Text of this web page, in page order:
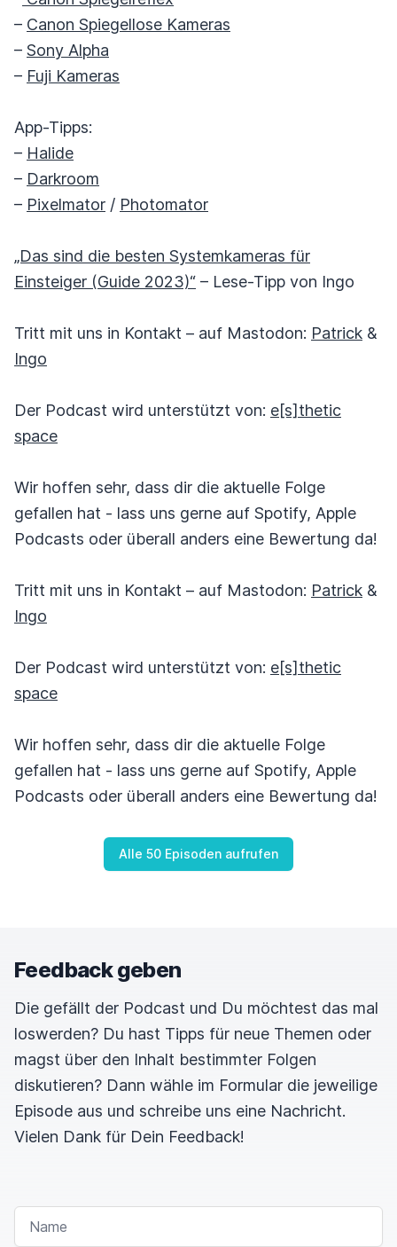
– Canon Spiegellose Kameras
– Sony Alpha
– Fuji Kameras
App-Tipps:
– Halide
– Darkroom
– Pixelmator / Photomator
„Das sind die besten Systemkameras für
Einsteiger (Guide 2023)“ – Lese-Tipp von Ingo
Tritt mit uns in Kontakt – auf Mastodon: Patrick &
Ingo
Der Podcast wird unterstützt von: e[s]thetic
space
Wir hoffen sehr, dass dir die aktuelle Folge
gefallen hat - lass uns gerne auf Spotify, Apple
Podcasts oder überall anders eine Bewertung da!
Tritt mit uns in Kontakt – auf Mastodon: Patrick &
Ingo
Der Podcast wird unterstützt von: e[s]thetic
space
Wir hoffen sehr, dass dir die aktuelle Folge
gefallen hat - lass uns gerne auf Spotify, Apple
Podcasts oder überall anders eine Bewertung da!
Alle 50 Episoden aufrufen
Feedback geben
Die gefällt der Podcast und Du möchtest das mal
loswerden? Du hast Tipps für neue Themen oder
magst über den Inhalt bestimmter Folgen
diskutieren? Dann wähle im Formular die jeweilige
Episode aus und schreibe uns eine Nachricht.
Vielen Dank für Dein Feedback!
NAME